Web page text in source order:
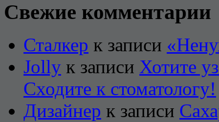
Свежие комментарии
Сталкер к записи
Jolly к записи Хотите
Сходите к стоматологу!
Дизайнер к записи